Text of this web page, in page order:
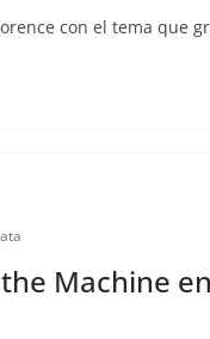
con el tema que
Machine en